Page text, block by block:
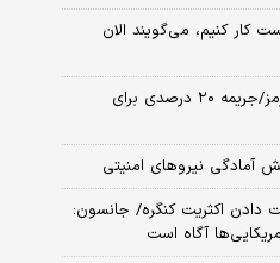
درست کار کنیم، می‌گویند الان
جزئیاتی از طرح راهبردی امنیت تنگه هرمز/جریمه ۲۰ درصدی برای
آمادگی نیروهای امنیتی
اکثریت کنگره/ جانسون:
آگاه است